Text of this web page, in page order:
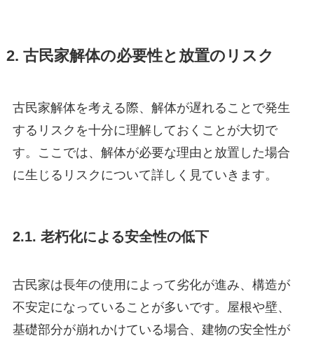
2. 古民家解体の必要性と放置のリスク
古民家解体を考える際、解体が遅れることで発生
するリスクを十分に理解しておくことが大切で
す。ここでは、解体が必要な理由と放置した場合
に生じるリスクについて詳しく見ていきます。
2.1. 老朽化による安全性の低下
古民家は長年の使用によって劣化が進み、構造が
不安定になっていることが多いです。屋根や壁、
基礎部分が崩れかけている場合、建物の安全性が